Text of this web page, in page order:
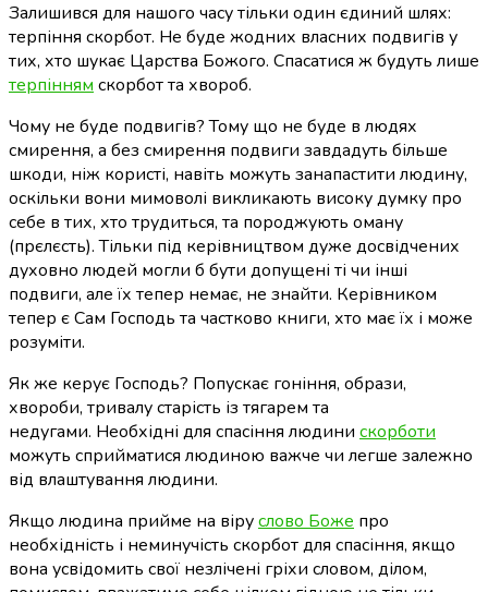
Залишився для нашого часу тільки один єдиний шлях:
терпіння скорбот. Не буде жодних власних подвигів у
тих, хто шукає Царства Божого. Спасатися ж будуть лише
терпінням скорбот та хвороб.
Чому не буде подвигів? Тому що не буде в людях
смирення, а без смирення подвиги завдадуть більше
шкоди, ніж користі, навіть можуть занапастити людину,
оскільки вони мимоволі викликають високу думку про
себе в тих, хто трудиться, та породжують оману
(прєлєсть). Тільки під керівництвом дуже досвідчених
духовно людей могли б бути допущені ті чи інші
подвиги, але їх тепер немає, не знайти. Керівником
тепер є Сам Господь та частково книги, хто має їх і може
розуміти.
Як же керує Господь? Попускає гоніння, образи,
хвороби, тривалу старість із тягарем та
недугами. Необхідні для спасіння людини скорботи
можуть сприйматися людиною важче чи легше залежно
від влаштування людини.
Якщо людина прийме на віруслово Боже про
необхідність і неминучість скорбот для спасіння, якщо
вона усвідомить свої незлічені гріхи словом, ділом,